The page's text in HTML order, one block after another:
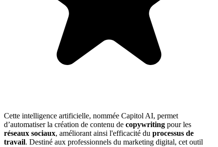
Cette intelligence artificielle, nommée Capitol AI, permet
d’automatiser la création de contenu de copywriting pour les
réseaux sociaux, améliorant ainsi l'efficacité du processus de
travail. Destiné aux professionnels du marketing digital, cet outil